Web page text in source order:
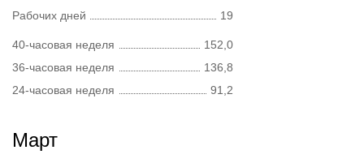
Рабочих дней
19
40-часовая неделя
152,0
36-часовая неделя
136,8
24-часовая неделя
91,2
Март